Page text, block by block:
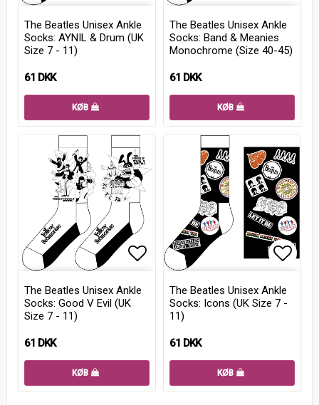
Add to list of favorites
The Beatles Unisex Ankle
Socks: AYNIL & Drum (UK
Size 7 - 11)
61 DKK
KØB
The Beatles Unisex Ankle
Socks: Band & Meanies
Monochrome (Size 40-45)
61 DKK
KØB
Add to list of favorites
The Beatles Unisex Ankle
Socks: Good V Evil (UK
Size 7 - 11)
61 DKK
KØB
The Beatles Unisex Ankle
Socks: Icons (UK Size 7 -
11)
61 DKK
KØB